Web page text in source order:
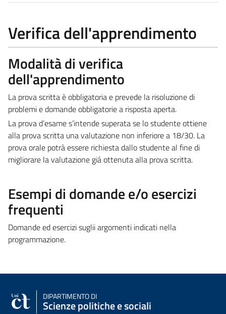
Verifica dell'apprendimento
Modalità di verifica
dell'apprendimento
La prova scritta è obbligatoria e prevede la risoluzione di
problemi e domande obbligatorie a risposta aperta.
La prova d’esame s’intende superata se lo studente ottiene
alla prova scritta una valutazione non inferiore a 18/30. La
prova orale potrà essere richiesta dallo studente al fine di
migliorare la valutazione giá ottenuta alla prova scritta.
Esempi di domande e/o esercizi
frequenti
Domande ed esercizi suglii argomenti indicati nella
programmazione.
DIPARTIMENTO DI
Scienze politiche e sociali